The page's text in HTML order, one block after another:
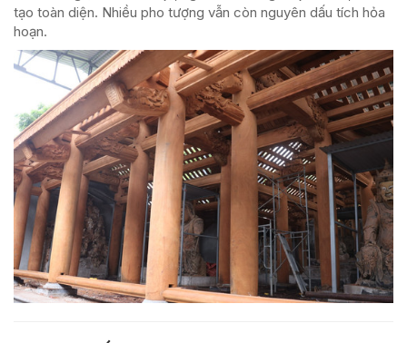
tạo toàn diện. Nhiều pho tượng vẫn còn nguyên dấu tích hỏa
hoạn.